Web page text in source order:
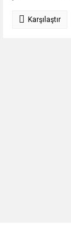
Karşılaştır